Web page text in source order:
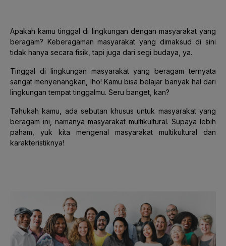
Apakah kamu tinggal di lingkungan dengan masyarakat yang
beragam? Keberagaman masyarakat yang dimaksud di sini
tidak hanya secara fisik, tapi juga dari segi budaya, ya.
Tinggal di lingkungan masyarakat yang beragam ternyata
sangat menyenangkan, lho! Kamu bisa belajar banyak hal dari
lingkungan tempat tinggalmu. Seru banget, kan?
Tahukah kamu, ada sebutan khusus untuk masyarakat yang
beragam ini, namanya masyarakat multikultural. Supaya lebih
paham, yuk kita mengenal masyarakat multikultural dan
karakteristiknya!